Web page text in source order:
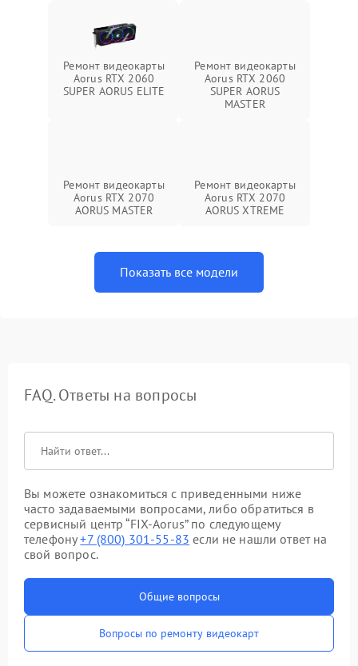
Ремонт видеокарты
Aorus RTX 2060
SUPER AORUS ELITE
Ремонт видеокарты
Aorus RTX 2060
SUPER AORUS
MASTER
Ремонт видеокарты
Aorus RTX 2070
AORUS MASTER
Ремонт видеокарты
Aorus RTX 2070
AORUS XTREME
Показать все модели
FAQ. Ответы на вопросы
Вы можете ознакомиться с приведенными ниже
часто задаваемыми вопросами, либо обратиться в
сервисный центр “FIX-Aorus” по следующему
телефону+7 (800) 301-55-83 если не нашли ответ на
свой вопрос.
Общие вопросы
Вопросы по ремонту видеокарт